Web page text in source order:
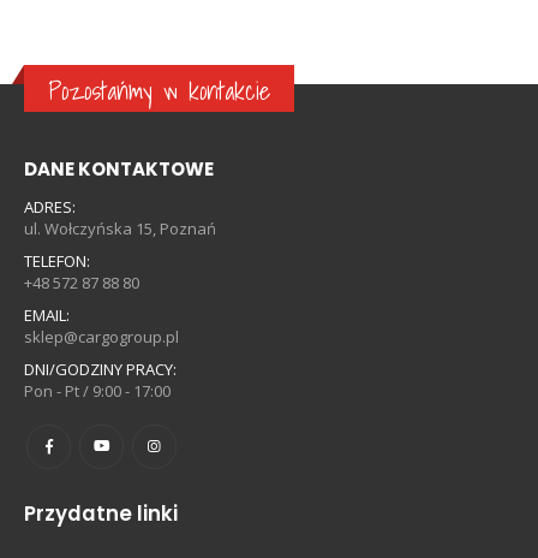
Pozostańmy w kontakcie
DANE KONTAKTOWE
ADRES:
ul. Wołczyńska 15, Poznań
TELEFON:
+48 572 87 88 80
EMAIL:
sklep@cargogroup.pl
DNI/GODZINY PRACY:
Pon - Pt / 9:00 - 17:00
Przydatne linki